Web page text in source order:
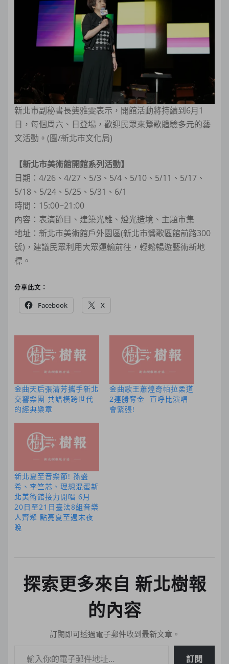
新北市副秘書長龔雅雯表示，開館活動將持續到6月1
日，每個周六、日登場，歡迎民眾來鶯歌體驗多元的藝
文活動。(圖/新北市文化局)
【新北市美術館開館系列活動】
日期：4/26、4/27、5/3、5/4、5/10、5/11、5/17、
5/18、5/24、5/25、5/31、6/1
時間：15:00~21:00
內容：表演節目、建築光雕、燈光造境、主題市集
地址：新北市美術館戶外園區(新北市鶯歌區館前路300
號)，建議民眾利用大眾運輸前往，輕鬆暢遊藝術新地
標。
分享此文：
Facebook X
金曲天后張清芳攜手新北
交響樂團 共譜橫跨世代
的經典樂章
金曲歌王蕭煌奇帕拉柔道
2連勝奪金 直呼比演唱
會緊張!
新北夏至音樂節! 孫盛
希、李竺芯、理想混蛋新
北美術館接力開唱 6月
20日至21日臺法8組音樂
人齊聚 點亮夏至週末夜
晚
探索更多來自 新北樹報
的內容
訂閱即可透過電子郵件收到最新文章。
訂閱